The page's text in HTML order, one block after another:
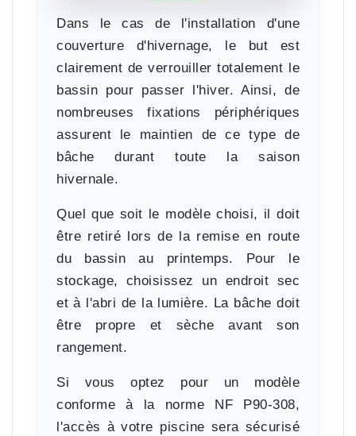
Dans le cas de l'installation d'une
couverture d'hivernage, le but est
clairement de verrouiller totalement le
bassin pour passer l'hiver. Ainsi, de
nombreuses fixations périphériques
assurent le maintien de ce type de
bâche durant toute la saison
hivernale.
Quel que soit le modèle choisi, il doit
être retiré lors de la remise en route
du bassin au printemps. Pour le
stockage, choisissez un endroit sec
et à l'abri de la lumière. La bâche doit
être propre et sèche avant son
rangement.
Si vous optez pour un modèle
conforme à la norme NF P90-308,
l'accès à votre piscine sera sécurisé